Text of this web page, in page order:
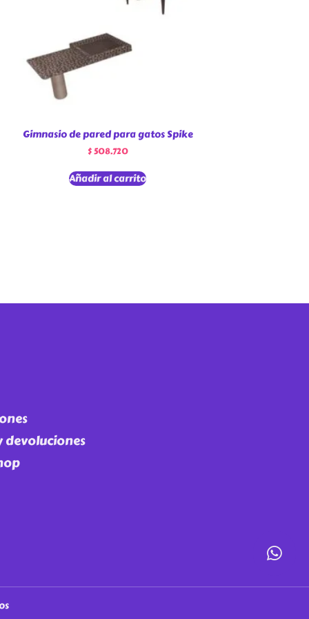
Gimnasio de pared para gatos Spike
$508.720
Añadir al carrito
devoluciones